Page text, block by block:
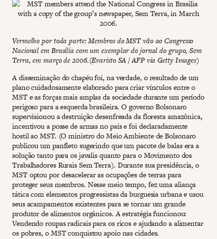
Vermelho por toda parte: Membros do MST vão ao Congresso
Nacional em Brasília com um exemplar do jornal do grupo, Sem
Terra, em março de 2006.(Evaristo SA / AFP via Getty Images)
A disseminação do chapéu foi, na verdade, o resultado de um
plano cuidadosamente elaborado para criar vínculos entre o
MST e as forças mais amplas da sociedade durante um período
perigoso para a esquerda brasileira. O governo Bolsonaro
supervisionou a destruição desenfreada da floresta amazônica,
incentivou a posse de armas no país e foi declaradamente
hostil ao MST. (O ministro do Meio Ambiente de Bolsonaro
publicou um panfleto sugerindo que um pacote de balas era a
solução tanto para os javalis quanto para o Movimento dos
Trabalhadores Rurais Sem Terra). Durante sua presidência, o
MST optou por desacelerar as ocupações de terras para
proteger seus membros. Nesse meio tempo, fez uma aliança
tática com elementos progressistas da burguesia urbana e usou
seus acampamentos existentes para se tornar um grande
produtor de alimentos orgânicos. A estratégia funcionou:
Vendendo roupas radicais para os ricos e ajudando a alimentar
os pobres, o MST conquistou apoio nas cidades.